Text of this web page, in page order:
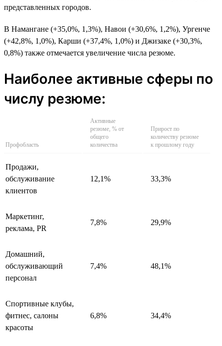
представленных городов.
В Намангане (+35,0%, 1,3%), Навои (+30,6%, 1,2%), Ургенче
(+42,8%, 1,0%), Карши (+37,4%, 1,0%) и Джизаке (+30,3%,
0,8%) также отмечается увеличение числа резюме.
Наиболее активные сферы по
числу резюме:
Профобласть
Активные
резюме, % от
общего
количества
Прирост по
количеству резюме
к прошлому году
Продажи,
обслуживание
клиентов
12,1% 33,3%
Маркетинг,
реклама, PR
7,8% 29,9%
Домашний,
обслуживающий
персонал
7,4% 48,1%
Спортивные клубы,
фитнес, салоны
красоты
6,8% 34,4%